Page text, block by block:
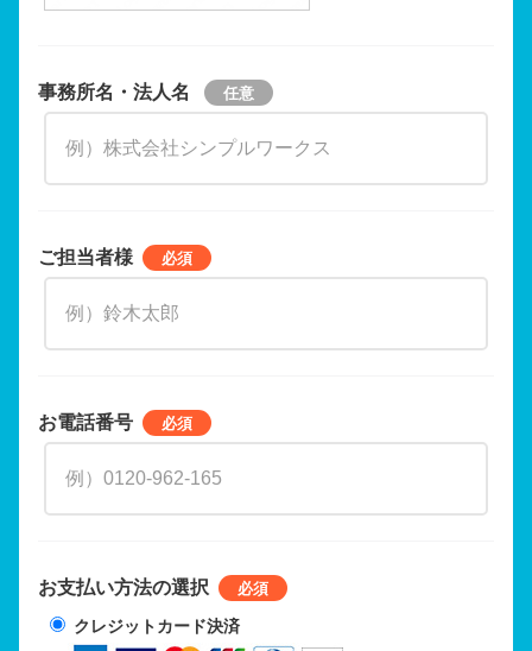
事務所名・法人名
ご担当者様
お電話番号
お支払い方法の選択
クレジットカード決済